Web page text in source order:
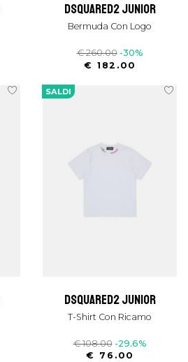
dsquared2 junior
Bermuda Con Logo
€ 260.00 -30%
€ 182.00
SALDI
dsquared2 junior
T-Shirt Con Ricamo
€ 108.00 -29.6%
€ 76.00